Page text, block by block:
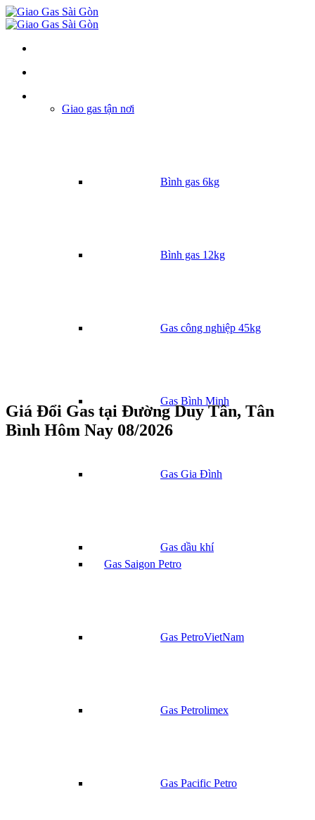
Giao gas tận nơi
Bình gas 6kg
Bình gas 12kg
Gas công nghiệp 45kg
Gas Bình Minh
Gas Gia Đình
Gas dầu khí
Gas Saigon Petro
Gas PetroVietNam
Gas Petrolimex
Gas Pacific Petro
Giá Đổi Gas tại Đường Duy Tân, Tân
Bình Hôm Nay 08/2026